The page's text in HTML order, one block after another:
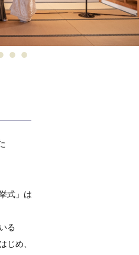
式」は
る
じめ、